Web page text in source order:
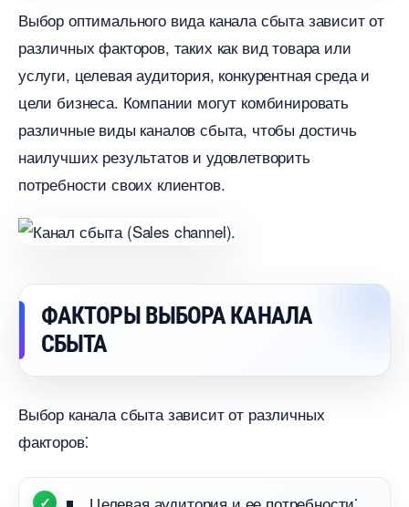
ыбор оптимального вида канала сбыта зависит от
различных факторов, таких как вид товара или
услуги, целевая аудитория, конкурентная среда и
цели бизнеса. Компании могут комбинировать
различные виды каналов сбыта, чтобы достичь
наилучших результатов и удовлетворить
потребности своих клиентов.​
ФАКТОРЫ ВЫБОРА КАНАЛА
СБЫТА
ыбор канала сбыта зависит от различных
факторов⁚